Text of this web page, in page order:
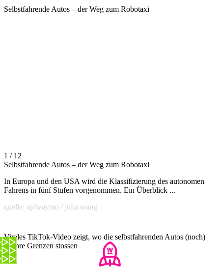
Selbstfahrende Autos – der Weg zum Robotaxi
1 / 12
Selbstfahrende Autos – der Weg zum Robotaxi
In Europa und den USA wird die Klassifizierung des autonomen
Fahrens in fünf Stufen vorgenommen. Ein Überblick ...
quelle: ap/waymo / julia wang
Virales TikTok-Video zeigt, wo die selbstfahrenden Autos (noch)
an ihre Grenzen stossen